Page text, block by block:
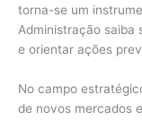
torna-se um
Administração saiba
e orientar ações
No campo
de novos mercados